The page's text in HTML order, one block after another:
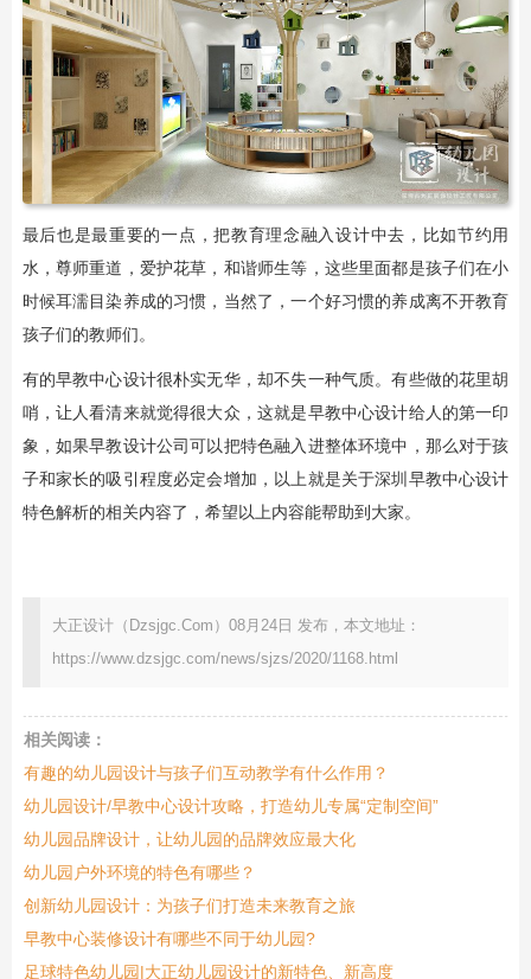
最后也是最重要的一点，把教育理念融入设计中去，比如节约用
水，尊师重道，爱护花草，和谐师生等，这些里面都是孩子们在小
时候耳濡目染养成的习惯，当然了，一个好习惯的养成离不开教育
孩子们的教师们。
有的早教中心设计很朴实无华，却不失一种气质。有些做的花里胡
哨，让人看清来就觉得很大众，这就是早教中心设计给人的第一印
象，如果早教设计公司可以把特色融入进整体环境中，那么对于孩
子和家长的吸引程度必定会增加，以上就是关于深圳早教中心设计
特色解析的相关内容了，希望以上内容能帮助到大家。
大正设计（Dzsjgc.Com）08月24日 发布，本文地址：
https://www.dzsjgc.com/news/sjzs/2020/1168.html
相关阅读：
有趣的幼儿园设计与孩子们互动教学有什么作用？
幼儿园设计/早教中心设计攻略，打造幼儿专属“定制空间”
幼儿园品牌设计，让幼儿园的品牌效应最大化
幼儿园户外环境的特色有哪些？
创新幼儿园设计：为孩子们打造未来教育之旅
早教中心装修设计有哪些不同于幼儿园?
足球特色幼儿园|大正幼儿园设计的新特色、新高度